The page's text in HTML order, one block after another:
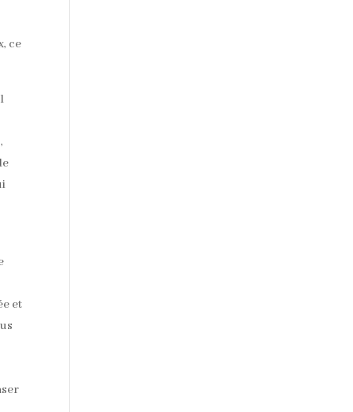
ce
et